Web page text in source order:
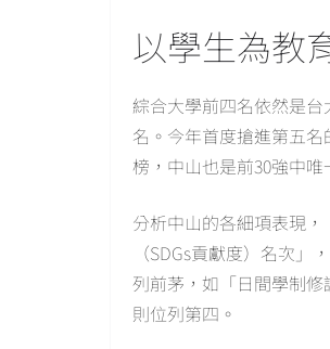
以學生為教
綜合大學前四名依然是
名。今年首度搶進第五
榜，中山也是前30強中
分析中山的各細項表現
（SDGs貢獻度）名次
列前茅，如「日間學制修
則位列第四。